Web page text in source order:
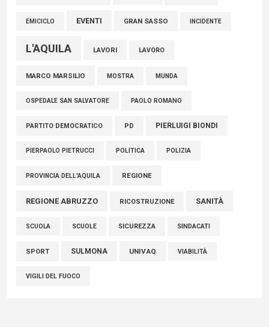
EMICICLO EVENTI GRAN SASSO INCIDENTE
L'AQUILA LAVORI LAVORO
MARCO MARSILIO MOSTRA MUNDA
OSPEDALE SAN SALVATORE PAOLO ROMANO
PARTITO DEMOCRATICO PD PIERLUIGI BIONDI
PIERPAOLO PIETRUCCI POLITICA POLIZIA
PROVINCIA DELL'AQUILA REGIONE
REGIONE ABRUZZO RICOSTRUZIONE SANITÀ
SCUOLA SCUOLE SICUREZZA SINDACATI
SPORT SULMONA UNIVAQ VIABILITÀ
VIGILI DEL FUOCO